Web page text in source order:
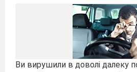
Ви вирушили в доволі далеку